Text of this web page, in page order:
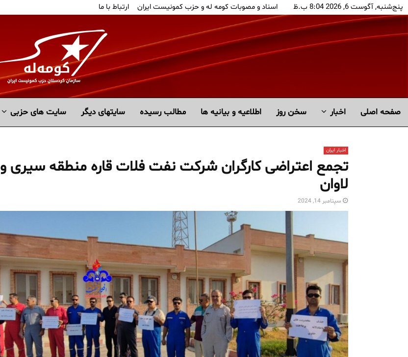
پنج‌شنبه, آگوست 6, 2026 8:04 ب.ظ اسناد و مصوبات کومه له و حزب کمونیست ایران ارتباط با ما
صفحه اصلی اخبار سخن روز اطلاعیه و بیانیه ها مطالب رسیده سايتهاى ديگر سایت های حزبی
اخبار ایران
تجمع اعتراضی کارگران شرکت نفت فلات قاره منطقه سیری و
لاوان
سپتامبر 14, 2024